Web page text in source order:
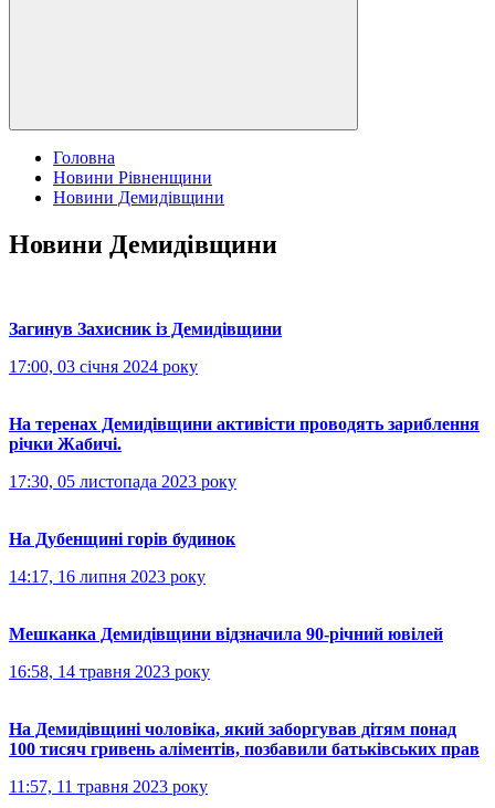
Головна
Новини Рівненщини
Новини Демидівщини
Новини Демидівщини
Загинув Захисник із Демидівщини
17:00, 03 січня 2024 року
На теренах Демидівщини активісти проводять зариблення
річки Жабичі.
17:30, 05 листопада 2023 року
На Дубенщині горів будинок
14:17, 16 липня 2023 року
Мешканка Демидівщини відзначила 90-річний ювілей
16:58, 14 травня 2023 року
На Демидівщині чоловіка, який заборгував дітям понад
100 тисяч гривень аліментів, позбавили батьківських прав
11:57, 11 травня 2023 року